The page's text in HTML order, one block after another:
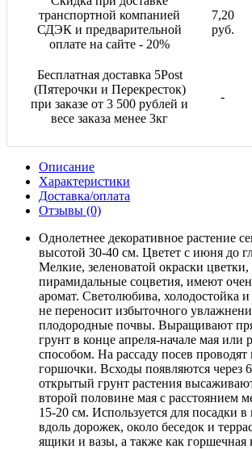
транспортной компанией
СДЭК и предварительной
оплате на сайте - 20%
7,20
руб.
Бесплатная доставка 5Post
(Пятерочки и Перекресток)
при заказе от 3 500 рублей и
весе заказа менее 3кг
-
Описание
Характеристики
Доставка/оплата
Отзывы (0)
Однолетнее декоративное растение
высотой 30-40 см. Цветет с июня до
Мелкие, зеленоватой окраски
пирамидальные соцветия, имеют
аромат. Светолюбива, холодостойка
не переносит избыточного
плодородные почвы. Выращивают
грунт в конце апреля-начале мая или
способом. На рассаду посев проводят
горшочки. Всходы появляются через
открытый грунт растения
второй половине мая с расстоянием
15-20 см. Используется для посадки в
вдоль дорожек, около беседок и
ящики и вазы, а также как горшечная